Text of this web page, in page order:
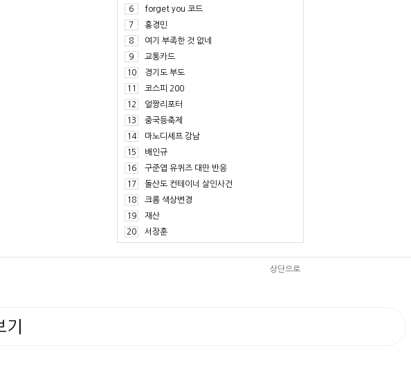
6
forget you 코드
7
홍경민
8
여기 부족한 것 없네
9
교통카드
10
경기도 부도
11
코스피 200
12
얼짱리포터
13
중국등축제
14
마노디셰프 강남
15
배인규
16
구준엽 유퀴즈 대만 반응
17
돌산도 컨테이너 살인사건
18
크롬 색상변경
19
재산
20
서장훈
상단으로